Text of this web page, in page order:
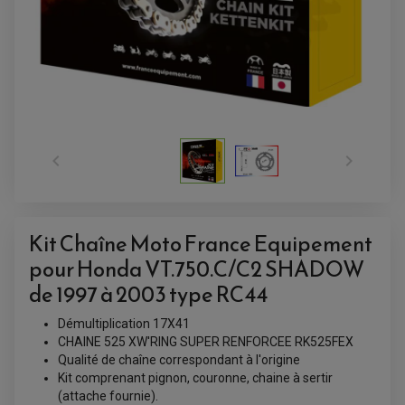
ACCESSOIRES QUAD
ACCESSOIRES ANODISES POUR QUAD
BOUCHON DE RÉSERVOIR QUAD
GUIDON QUAD
KIT DÉCO QUAD / SSV
POIGNÉE QUAD
PROTÈGE-MAINS
PONTETS / REHAUSSES DE GUIDON
REPOSE PIED QUAD
 
Kit Chaîne Moto France Equipement
pour Honda VT.750.C/C2 SHADOW
de 1997 à 2003 type RC44
Démultiplication 17X41
CHAINE 525 XW'RING SUPER RENFORCEE RK525FEX
Qualité de chaîne correspondant à l'origine
Kit comprenant pignon, couronne, chaine à sertir
(attache fournie).